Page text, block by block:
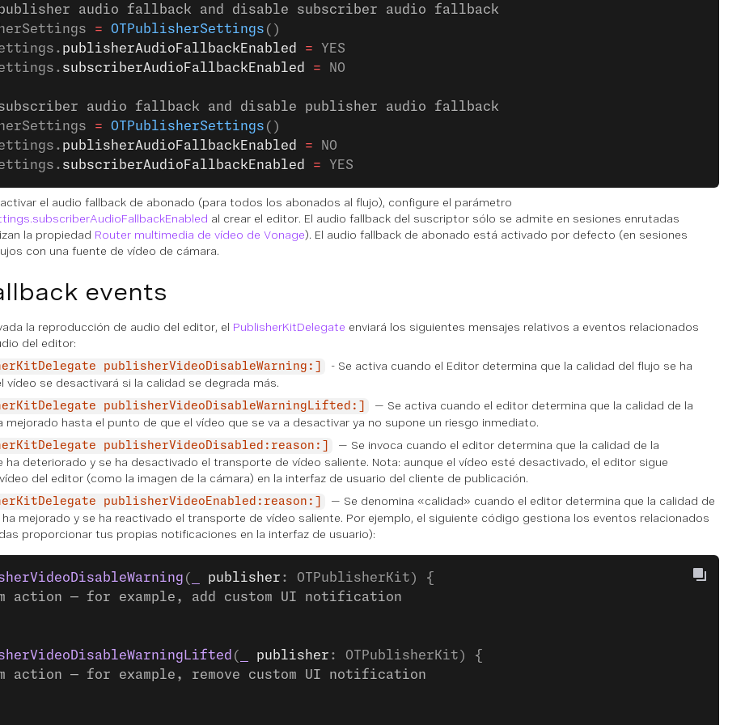
audio fallback and disable subscriber audio fallback
= OTPublisherSettings ()
publisherAudioFallbackEnabled = YES
subscriberAudioFallbackEnabled = NO
audio fallback and disable publisher audio fallback
= OTPublisherSettings ()
publisherAudioFallbackEnabled = NO
subscriberAudioFallbackEnabled = YES
el audio fallback de abonado (para todos los abonados al flujo), configure el parámetro
al crear el editor. El audio fallback del suscriptor sólo se admite en sesiones enrutadas
la propiedad Router multimedia de vídeo de Vonage). El audio fallback de abonado está activado por defecto (en sesiones
con una fuente de vídeo de cámara.
events
la reproducción de audio del editor, el PublisherKitDelegate enviará los siguientes mensajes relativos a eventos relacionados
del editor:
publisherVideoDisableWarning:]
- Se activa cuando el Editor determina que la calidad del flujo se ha
vídeo se desactivará si la calidad se degrada más.
publisherVideoDisableWarningLifted:]
— Se activa cuando el editor determina que la calidad de la
mejorado hasta el punto de que el vídeo que se va a desactivar ya no supone un riesgo inmediato.
publisherVideoDisabled:reason:]
— Se invoca cuando el editor determina que la calidad de la
ha deteriorado y se ha desactivado el transporte de vídeo saliente. Nota: aunque el vídeo esté desactivado, el editor sigue
del editor (como la imagen de la cámara) en la interfaz de usuario del cliente de publicación.
publisherVideoEnabled:reason:]
— Se denomina «calidad» cuando el editor determina que la calidad de
mejorado y se ha reactivado el transporte de vídeo saliente. Por ejemplo, el siguiente código gestiona los eventos relacionados
proporcionar tus propias notificaciones en la interfaz de usuario):
( publisher : OTPublisherKit) {
action — for example, add custom UI notification
( publisher : OTPublisherKit) {
action — for example, remove custom UI notification